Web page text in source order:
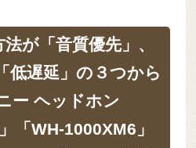
が「音質優先」、
低遅延」の３つから
ー ヘッドホン
「WH-1000XM6」